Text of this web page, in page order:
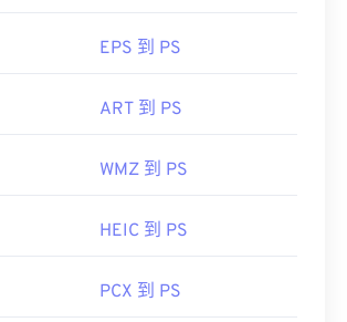
EPS 到 PS
ART 到 PS
WMZ 到 PS
HEIC 到 PS
PCX 到 PS